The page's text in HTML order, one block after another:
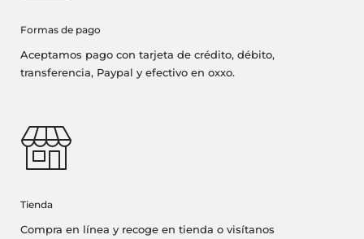
Formas de pago
Aceptamos pago con tarjeta de crédito, débito,
transferencia, Paypal y efectivo en oxxo.
Tienda
Compra en línea y recoge en tienda o visítanos